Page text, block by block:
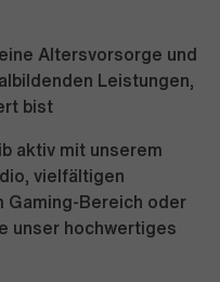
Altersvorsorge und
Leistungen,
bist
aktiv mit unserem
vielfältigen
Gaming-Bereich oder
unser hochwertiges